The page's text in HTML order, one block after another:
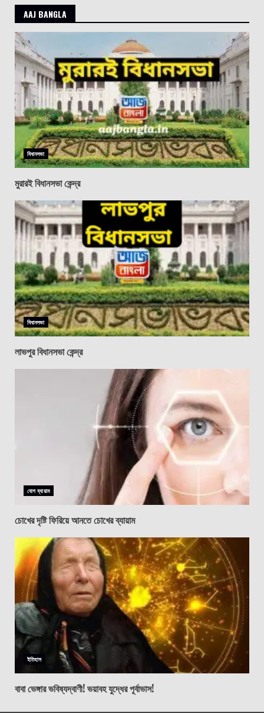
AAJ BANGLA
বিধানসভা
মুরারই বিধানসভা কেন্দ্র
বিধানসভা
লাভপুর বিধানসভা কেন্দ্র
যোগ ব্যায়াম
চোখের দৃষ্টি ফিরিয়ে আনতে চোখের ব্যায়াম
ইতিহাস
বাবা ভেঙ্গার ভবিষ্যদ্বাণী! ভয়াবহ যুদ্ধের পূর্বাভাস!